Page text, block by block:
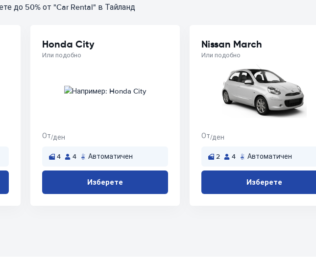
до 50% от "Car Rental" в Тайланд
Honda City
Или подобно
От/ден
4 4 Автоматичен
Изберете
Nissan March
Или подобно
От/ден
2 4 Автоматичен
Изберете